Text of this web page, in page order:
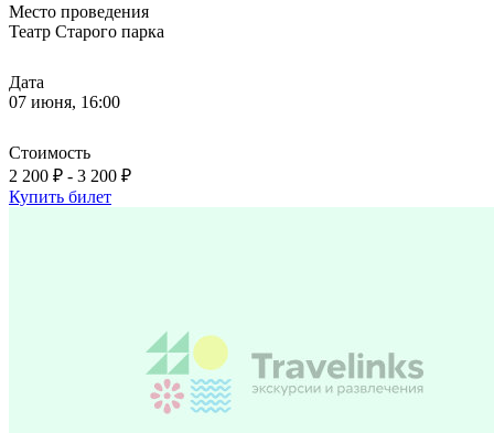
Место проведения
Театр Старого паркa
Дата
07 июня, 16:00
Стоимость
2 200 ₽ - 3 200 ₽
Купить билет